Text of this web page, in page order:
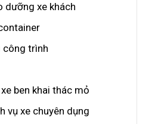
dưỡng xe khách
công trình
ben khai thác mỏ
vụ xe chuyên dụng